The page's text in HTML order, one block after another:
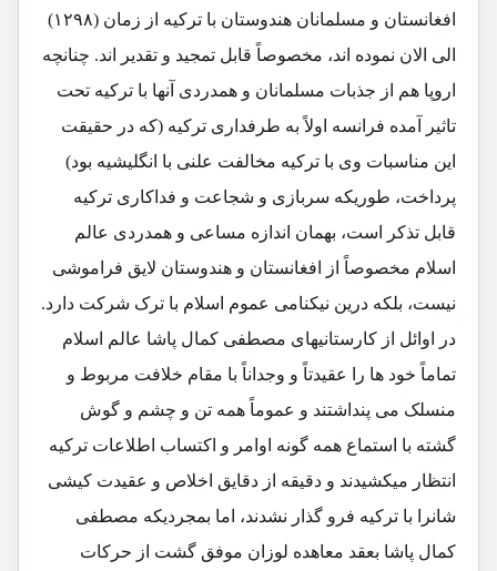
افغانستان و مسلمانان هندوستان با ترکیه از زمان (۱۲۹۸)
الی الان نموده اند، مخصوصاً قابل تمجید و تقدیر اند. چنانچه
اروپا هم از جذبات مسلمانان و همدردی آنها با ترکیه تحت
تاثیر آمده فرانسه اولاً به طرفداری ترکیه (که در حقیقت
این مناسبات وی با ترکیه مخالفت علنی با انگلیشیه بود)
پرداخت، طوریکه سربازی و شجاعت و فداکاری ترکیه
قابل تذکر است، بهمان اندازه مساعی و همدردی عالم
اسلام مخصوصاً از افغانستان و هندوستان لایق فراموشی
نیست، بلکه درین نیکنامی عموم اسلام با ترک شرکت دارد.
در اوائل از کارستانیهای مصطفی کمال پاشا عالم اسلام
تماماً خود ها را عقیدتاً و وجداناً با مقام خلافت مربوط و
منسلک می پنداشتند و عموماً همه تن و چشم و گوش
گشته با استماع همه گونه اوامر و اکتساب اطلاعات ترکیه
انتظار میکشیدند و دقیقه از دقایق اخلاص و عقیدت کیشی
شانرا با ترکیه فرو گذار نشدند، اما بمجردیکه مصطفی
کمال پاشا بعقد معاهده لوزان موفق گشت از حرکات